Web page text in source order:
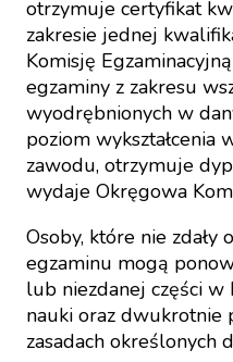
otrzymuje certyfikat
zakresie jednej
Komisję
egzaminy z zakresu
wyodrębnionych w
poziom wykształcenia
zawodu, otrzymuje
wydaje Okręgowa
Osoby, które nie
egzaminu mogą
lub niezdanej części
nauki oraz dwukrotnie
zasadach określonych